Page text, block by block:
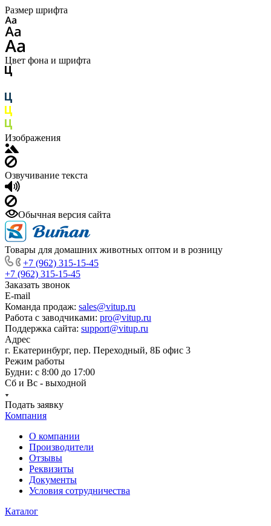
Размер шрифта
Цвет фона и шрифта
Изображения
Озвучивание текста
Обычная версия сайта
Товары для домашних животных оптом и в розницу
+7 (962) 315-15-45
+7 (962) 315-15-45
Заказать звонок
E-mail
Команда продаж: sales@vitup.ru
Работа с заводчиками: pro@vitup.ru
Поддержка сайта: support@vitup.ru
Адрес
г. Екатеринбург, пер. Переходный, 8Б офис 3
Режим работы
Будни: с 8:00 до 17:00
Сб и Вс - выходной
Подать заявку
Компания
О компании
Производители
Отзывы
Реквизиты
Документы
Условия сотрудничества
Каталог